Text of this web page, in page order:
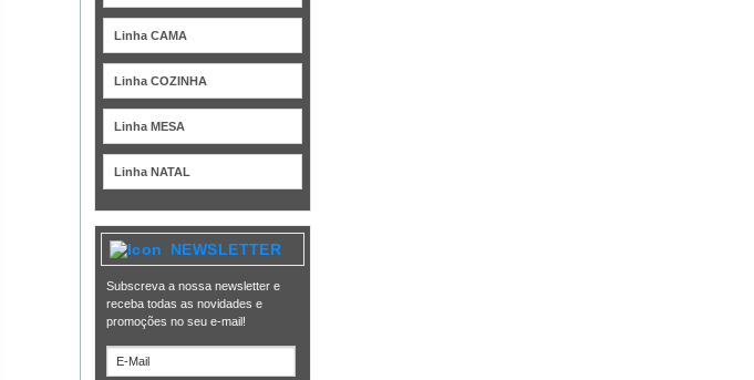
Linha CAMA
Linha COZINHA
Linha MESA
Linha NATAL
NEWSLETTER